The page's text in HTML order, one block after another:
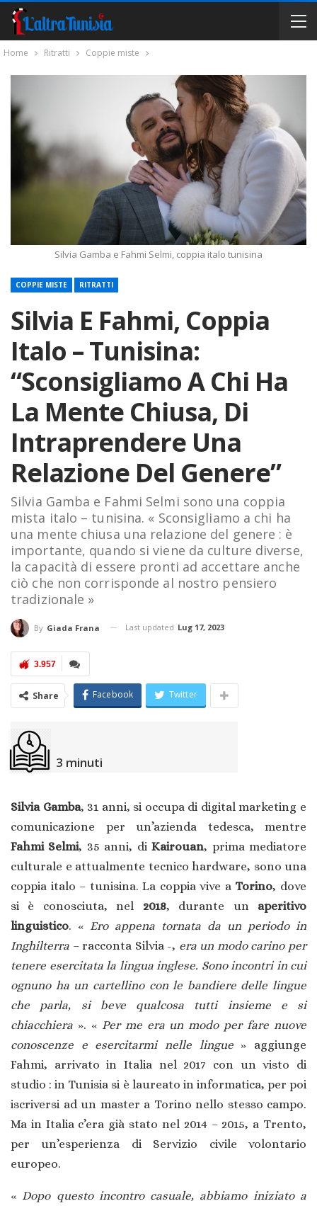
Home Ritratti Coppie miste
Silvia Gamba e Fahmi Selmi, coppia italo tunisina
COPPIE MISTE RITRATTI
Silvia E Fahmi, Coppia
Italo – Tunisina:
“Sconsigliamo A Chi Ha
La Mente Chiusa, Di
Intraprendere Una
Relazione Del Genere”
Silvia Gamba e Fahmi Selmi sono una coppia
mista italo – tunisina. « Sconsigliamo a chi ha
una mente chiusa una relazione del genere : è
importante, quando si viene da culture diverse,
la capacità di essere pronti ad accettare anche
ciò che non corrisponde al nostro pensiero
tradizionale »
By Giada Frana Last updated Lug 17, 2023
3.957
Share Facebook Twitter
3 minuti
Silvia Gamba, 31 anni, si occupa di digital marketing e
comunicazione per un’azienda tedesca, mentre
Fahmi Selmi, 35 anni, diKairouan, prima mediatore
culturale e attualmente tecnico hardware, sono una
coppia italo – tunisina. La coppia vive a Torino, dove
si è conosciuta, nel 2018, durante un aperitivo
linguistico. « Ero appena tornata da un periodo in
Inghilterra – racconta Silvia -, era un modo carino per
tenere esercitata la lingua inglese. Sono incontri in cui
ognuno ha un cartellino con le bandiere delle lingue
che parla, si beve qualcosa tutti insieme e si
chiacchiera ». « Per me era un modo per fare nuove
conoscenze e esercitarmi nelle lingue » aggiunge
Fahmi, arrivato in Italia nel 2017 con un visto di
studio : in Tunisia si è laureato in informatica, per poi
iscriversi ad un master a Torino nello stesso campo.
Ma in Italia c’era già stato nel 2014 – 2015, a Trento,
per un’esperienza di Servizio civile volontario
europeo.
« Dopo questo incontro casuale, abbiamo iniziato a